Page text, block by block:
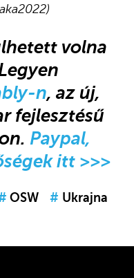
volna
n, az új,
fejlesztésű
Paypal,
itt >>>
OSW # Ukrajna